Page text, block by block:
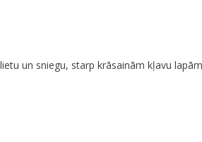
un sniegu, starp krāsainām kļavu